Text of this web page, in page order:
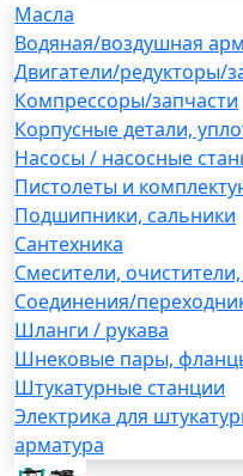
Масла
Водяная/воздушная
Двигатели/редукторы/
Компрессоры/запчасти
Корпусные детали,
Насосы / насосные
Пистолеты и
Подшипники, сальники
Сантехника
Смесители,
Соединения/
Шланги / рукава
Шнековые пары,
Штукатурные станции
Электрика для
арматура